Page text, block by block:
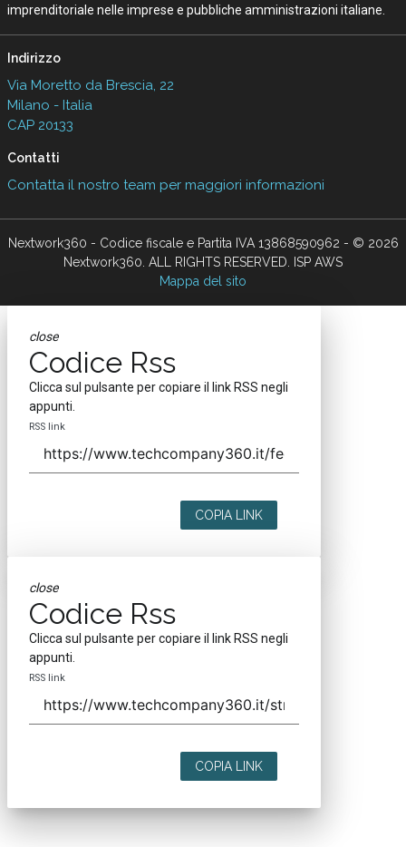
imprenditoriale nelle imprese e pubbliche amministrazioni italiane.
Indirizzo
Via Moretto da Brescia, 22
Milano - Italia
CAP 20133
Contatti
Contatta il nostro team per maggiori informazioni
Nextwork360 - Codice fiscale e Partita IVA 13868590962 - © 2026
Nextwork360. ALL RIGHTS RESERVED. ISP AWS
Mappa del sito
close
Codice Rss
Clicca sul pulsante per copiare il link RSS negli
appunti.
RSS link
COPIA LINK
close
Codice Rss
Clicca sul pulsante per copiare il link RSS negli
appunti.
RSS link
COPIA LINK